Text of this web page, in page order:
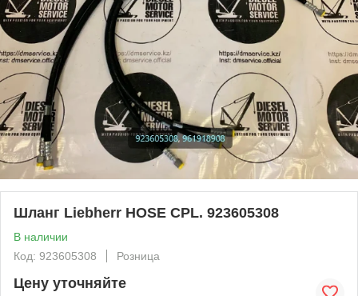
Шланг Liebherr HOSE CPL. 923605308
В наличии
Код: 923605308
Розница
Цену уточняйте